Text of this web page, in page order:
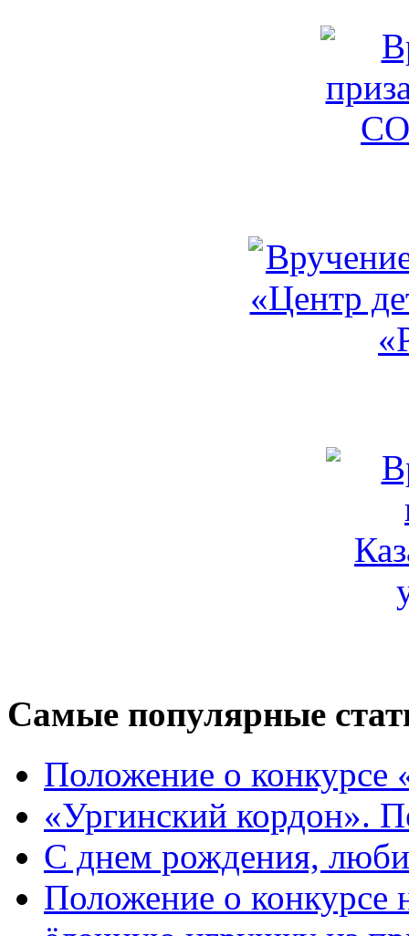
Самые популярные
Положение о конкурсе
«Ургинский кордон».
С днем рождения,
Положение о